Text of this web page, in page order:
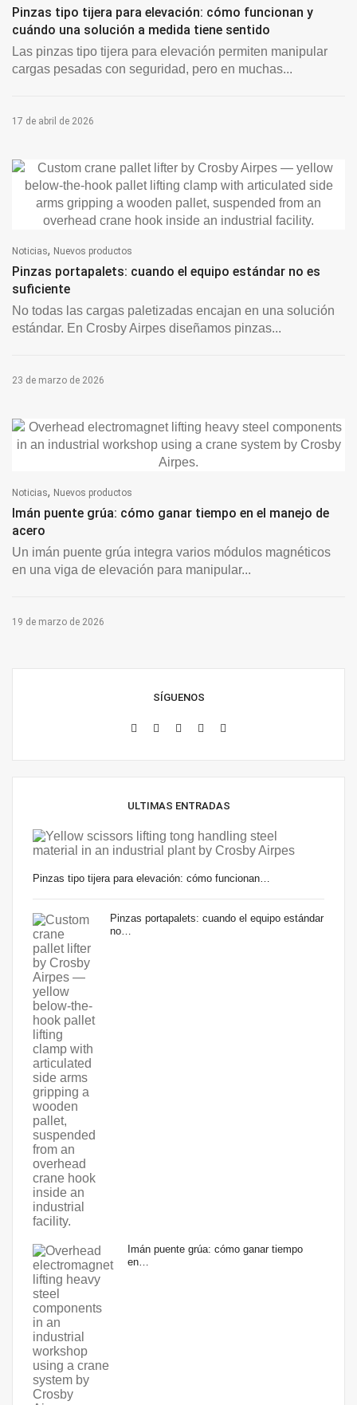
Pinzas tipo tijera para elevación: cómo funcionan y
cuándo una solución a medida tiene sentido
Las pinzas tipo tijera para elevación permiten manipular
cargas pesadas con seguridad, pero en muchas...
17 de abril de 2026
Noticias, Nuevos productos
Pinzas portapalets: cuando el equipo estándar no es
suficiente
No todas las cargas paletizadas encajan en una solución
estándar. En Crosby Airpes diseñamos pinzas...
23 de marzo de 2026
Noticias, Nuevos productos
Imán puente grúa: cómo ganar tiempo en el manejo de
acero
Un imán puente grúa integra varios módulos magnéticos
en una viga de elevación para manipular...
19 de marzo de 2026
SÍGUENOS
ULTIMAS ENTRADAS
Pinzas tipo tijera para elevación: cómo funcionan…
Pinzas portapalets: cuando el equipo estándar
no…
Imán puente grúa: cómo ganar tiempo
en…